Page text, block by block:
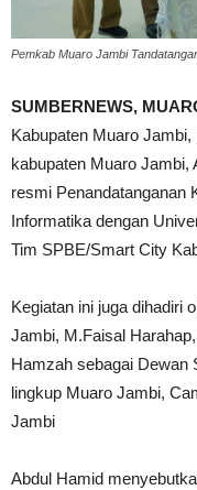
Pemkab Muaro Jambi
SUMBERNEWS,
Kabupaten Muaro
kabupaten Muaro
resmi Penandatanganan
Informatika dengan
Tim SPBE/Smart City
Kegiatan ini juga dihadiri
Jambi, M.Faisal
Hamzah sebagai Dewan
lingkup Muaro Jambi,
Jambi
Abdul Hamid